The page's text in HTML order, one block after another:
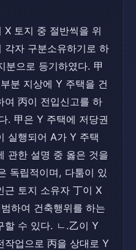
X 토지 중 절반씩을 위
각자 구분소유하기로 하
분으로 등기하였다. 甲
분 지상에 Y 주택을 건
여 丙이 전입신고를 하
. 甲은 Y 주택에 저당권
실행되어 A가 Y 주택
관한 설명 중 옳은 것을
독립적이며, 다툼이 있
근 토지 소유자 丁이 X
하여 건축행위를 하는
할 수 있다. ㄴ.乙이 Y
작업으로 丙을 상대로 Y